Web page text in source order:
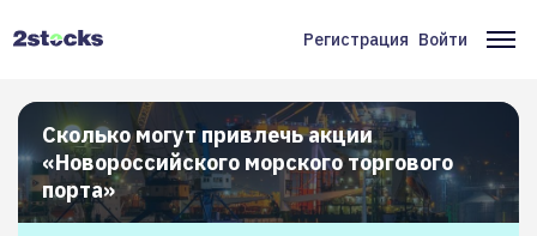
Меню
учётной
записи
пользователя
Регистрация Войти
Сколько могут привлечь акции
«Новороссийского морского торгового
порта»